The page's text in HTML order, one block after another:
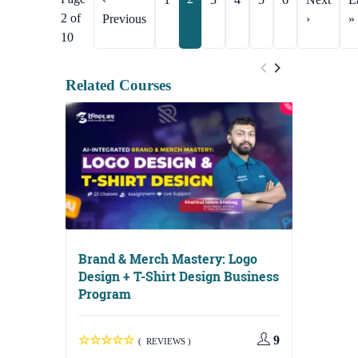
2 of
10
Previous
›
»
Related Courses
Brand & Merch Mastery: Logo
Design + T-Shirt Design Business
Program
( REVIEWS ) 9